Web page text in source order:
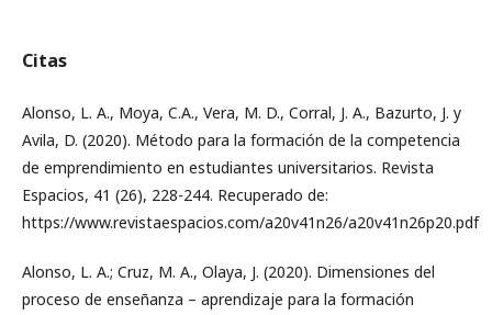
Citas
Alonso, L. A., Moya, C.A., Vera, M. D., Corral, J. A., Bazurto, J. y
Avila, D. (2020). Método para la formación de la competencia
de emprendimiento en estudiantes universitarios. Revista
Espacios, 41 (26), 228-244. Recuperado de:
https://www.revistaespacios.com/a20v41n26/a20v41n26p20.pdf
Alonso, L. A.; Cruz, M. A., Olaya, J. (2020). Dimensiones del
proceso de enseñanza – aprendizaje para la formación